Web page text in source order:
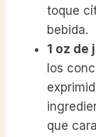
toque
bebida.
1 oz de
los
que